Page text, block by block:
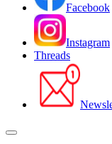
Facebook
Instagram
Threads